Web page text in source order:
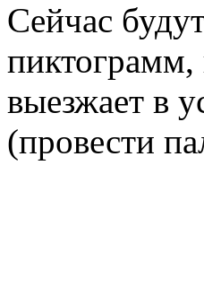
Сейчас
пиктограмм,
выезжает в
(провести